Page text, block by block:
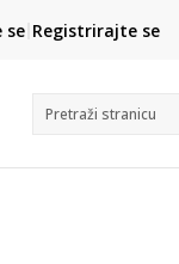
CLICK&
besplatno
se Registrirajte se
Pretraži stranicu